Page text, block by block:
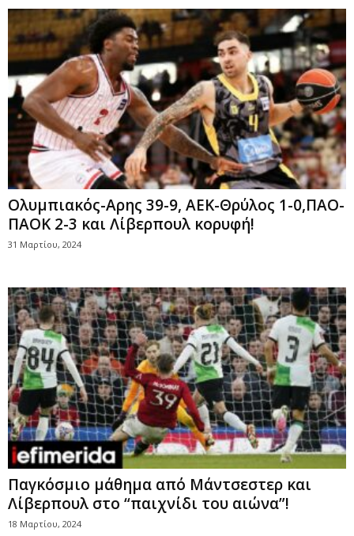
Oλυμπιακός-Αρης 39-9, AEK-Θρύλος 1-0,ΠΑΟ-
ΠΑΟΚ 2-3 και Λίβερπουλ κορυφή!
31 Μαρτίου, 2024
Παγκόσμιο μάθημα από Μάντσεστερ και
Λίβερπουλ στο “παιχνίδι του αιώνα”!
18 Μαρτίου, 2024